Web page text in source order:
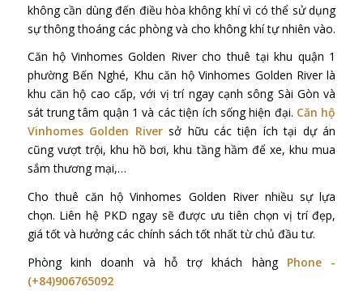
không cần dùng đến điều hòa không khí vì có thể sử dụng
sự thông thoáng các phòng và cho không khí tự nhiên vào.
Căn hộ Vinhomes Golden River cho thuê tại khu quận 1
phường Bến Nghé, Khu căn hộ Vinhomes Golden River là
khu căn hộ cao cấp, với vị trí ngay cạnh sông Sài Gòn và
sát trung tâm quận 1 và các tiện ích sống hiện đại. Căn hộ
Vinhomes Golden Riversở hữu các tiện ích tại dự án
cũng vượt trội, khu hồ bơi, khu tầng hầm để xe, khu mua
sắm thương mại,…
Cho thuê căn hộ Vinhomes Golden River nhiều sự lựa
chọn. Liên hệ PKD ngay sẽ được ưu tiên chọn vị trí đẹp,
giá tốt và hưởng các chính sách tốt nhất từ chủ đầu tư.
Phòng kinh doanh và hỗ trợ khách hàng Phone -
(+84)906765092